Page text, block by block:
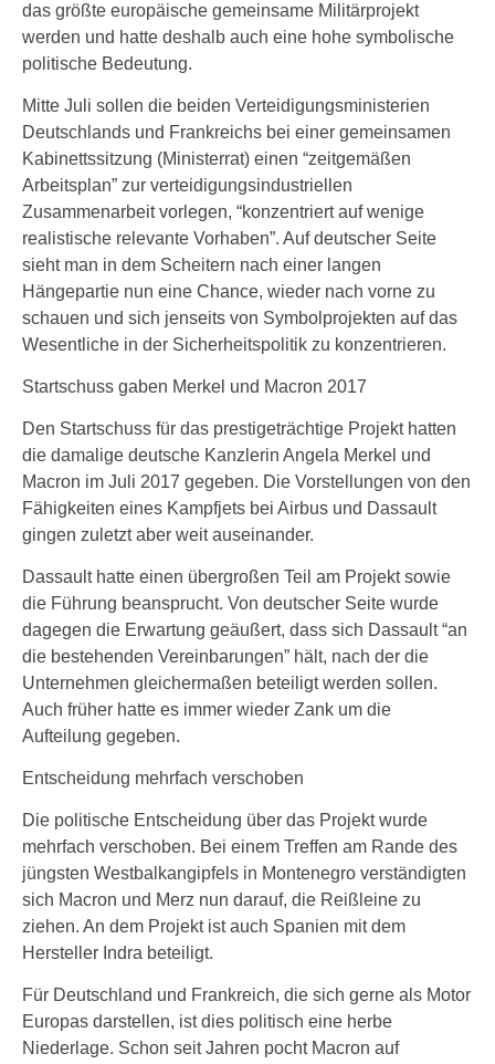
das größte europäische gemeinsame Militärprojekt
werden und hatte deshalb auch eine hohe symbolische
politische Bedeutung.
Mitte Juli sollen die beiden Verteidigungsministerien
Deutschlands und Frankreichs bei einer gemeinsamen
Kabinettssitzung (Ministerrat) einen “zeitgemäßen
Arbeitsplan” zur verteidigungsindustriellen
Zusammenarbeit vorlegen, “konzentriert auf wenige
realistische relevante Vorhaben”. Auf deutscher Seite
sieht man in dem Scheitern nach einer langen
Hängepartie nun eine Chance, wieder nach vorne zu
schauen und sich jenseits von Symbolprojekten auf das
Wesentliche in der Sicherheitspolitik zu konzentrieren.
Startschuss gaben Merkel und Macron 2017
Den Startschuss für das prestigeträchtige Projekt hatten
die damalige deutsche Kanzlerin Angela Merkel und
Macron im Juli 2017 gegeben. Die Vorstellungen von den
Fähigkeiten eines Kampfjets bei Airbus und Dassault
gingen zuletzt aber weit auseinander.
Dassault hatte einen übergroßen Teil am Projekt sowie
die Führung beansprucht. Von deutscher Seite wurde
dagegen die Erwartung geäußert, dass sich Dassault “an
die bestehenden Vereinbarungen” hält, nach der die
Unternehmen gleichermaßen beteiligt werden sollen.
Auch früher hatte es immer wieder Zank um die
Aufteilung gegeben.
Entscheidung mehrfach verschoben
Die politische Entscheidung über das Projekt wurde
mehrfach verschoben. Bei einem Treffen am Rande des
jüngsten Westbalkangipfels in Montenegro verständigten
sich Macron und Merz nun darauf, die Reißleine zu
ziehen. An dem Projekt ist auch Spanien mit dem
Hersteller Indra beteiligt.
Für Deutschland und Frankreich, die sich gerne als Motor
Europas darstellen, ist dies politisch eine herbe
Niederlage. Schon seit Jahren pocht Macron auf